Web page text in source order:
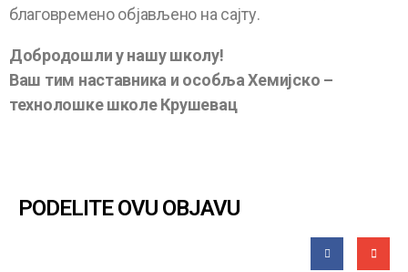
благовремено објављено на сајту.
Добродошли у нашу школу!
Ваш тим наставника и особља Хемијско –
технолошке школе Крушевац
PODELITE OVU OBJAVU